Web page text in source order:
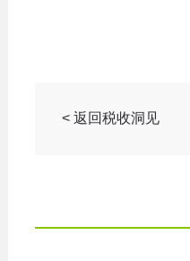
< 返回税收洞见